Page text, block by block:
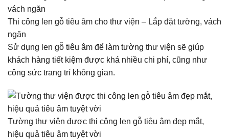
Thi công len gỗ tiêu âm cho thư viện – Lắp đặt tường, vách
ngăn
Sử dụng len gỗ tiêu âm để làm tường thư viện sẽ giúp
khách hàng tiết kiệm được khá nhiều chi phí, cũng như
công sức trang trí không gian.
Tường thư viện được thi công len gỗ tiêu âm đẹp mắt,
hiệu quả tiêu âm tuyệt vời